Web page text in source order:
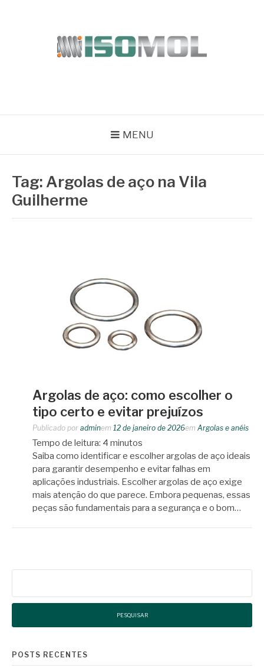
MENU
Tag: Argolas de aço na Vila
Guilherme
Argolas de aço: como escolher o
tipo certo e evitar prejuízos
Publicado por adminem 12 de janeiro de 2026em Argolas e anéis
Tempo de leitura: 4 minutos
Saiba como identificar e escolher argolas de aço ideais
para garantir desempenho e evitar falhas em
aplicações industriais. Escolher argolas de aço exige
mais atenção do que parece. Embora pequenas, essas
peças são fundamentais para a segurança e o bom…
POSTS RECENTES